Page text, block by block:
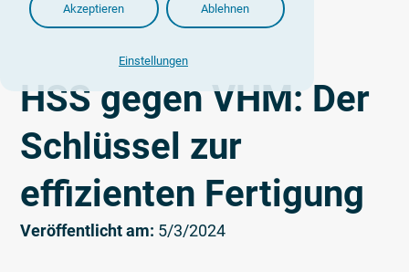
Akzeptieren Ablehnen
Einstellungen
HSS gegen VHM: Der
Schlüssel zur
effizienten Fertigung
Veröffentlicht am: 5/3/2024